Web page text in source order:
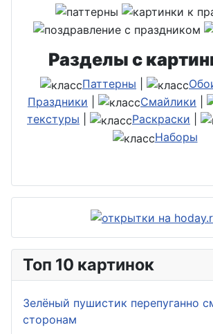
Разделы с
Паттерны
Праздники
Смайлики
текстуры
Раскраски
Наборы
Топ 10 картинок
Зелёный пушистик перепуганно
сторонам